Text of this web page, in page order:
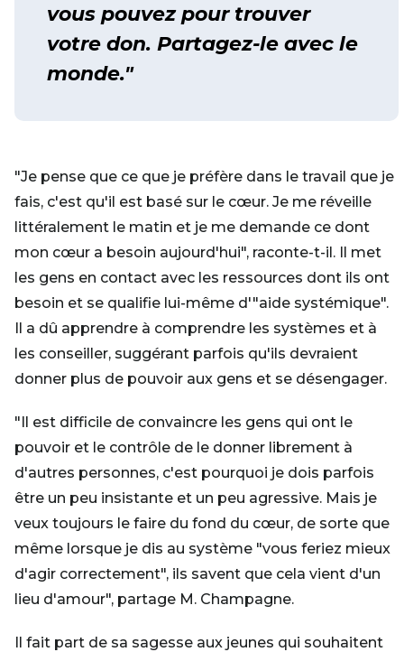
vous pouvez pour trouver
votre don. Partagez-le avec le
monde."
"Je pense que ce que je préfère dans le travail que je
fais, c'est qu'il est basé sur le cœur. Je me réveille
littéralement le matin et je me demande ce dont
mon cœur a besoin aujourd'hui", raconte-t-il. Il met
les gens en contact avec les ressources dont ils ont
besoin et se qualifie lui-même d'"aide systémique".
Il a dû apprendre à comprendre les systèmes et à
les conseiller, suggérant parfois qu'ils devraient
donner plus de pouvoir aux gens et se désengager.
"Il est difficile de convaincre les gens qui ont le
pouvoir et le contrôle de le donner librement à
d'autres personnes, c'est pourquoi je dois parfois
être un peu insistante et un peu agressive. Mais je
veux toujours le faire du fond du cœur, de sorte que
même lorsque je dis au système "vous feriez mieux
d'agir correctement", ils savent que cela vient d'un
lieu d'amour", partage M. Champagne.
Il fait part de sa sagesse aux jeunes qui souhaitent